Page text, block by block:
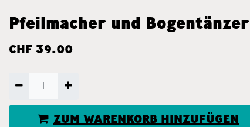
Pfeilmacher und Bogentänzer
CHF 39.00
ZUM WARENKORB HINZUFÜGEN